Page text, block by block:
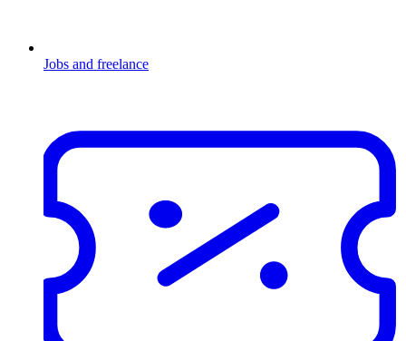
Jobs and freelance